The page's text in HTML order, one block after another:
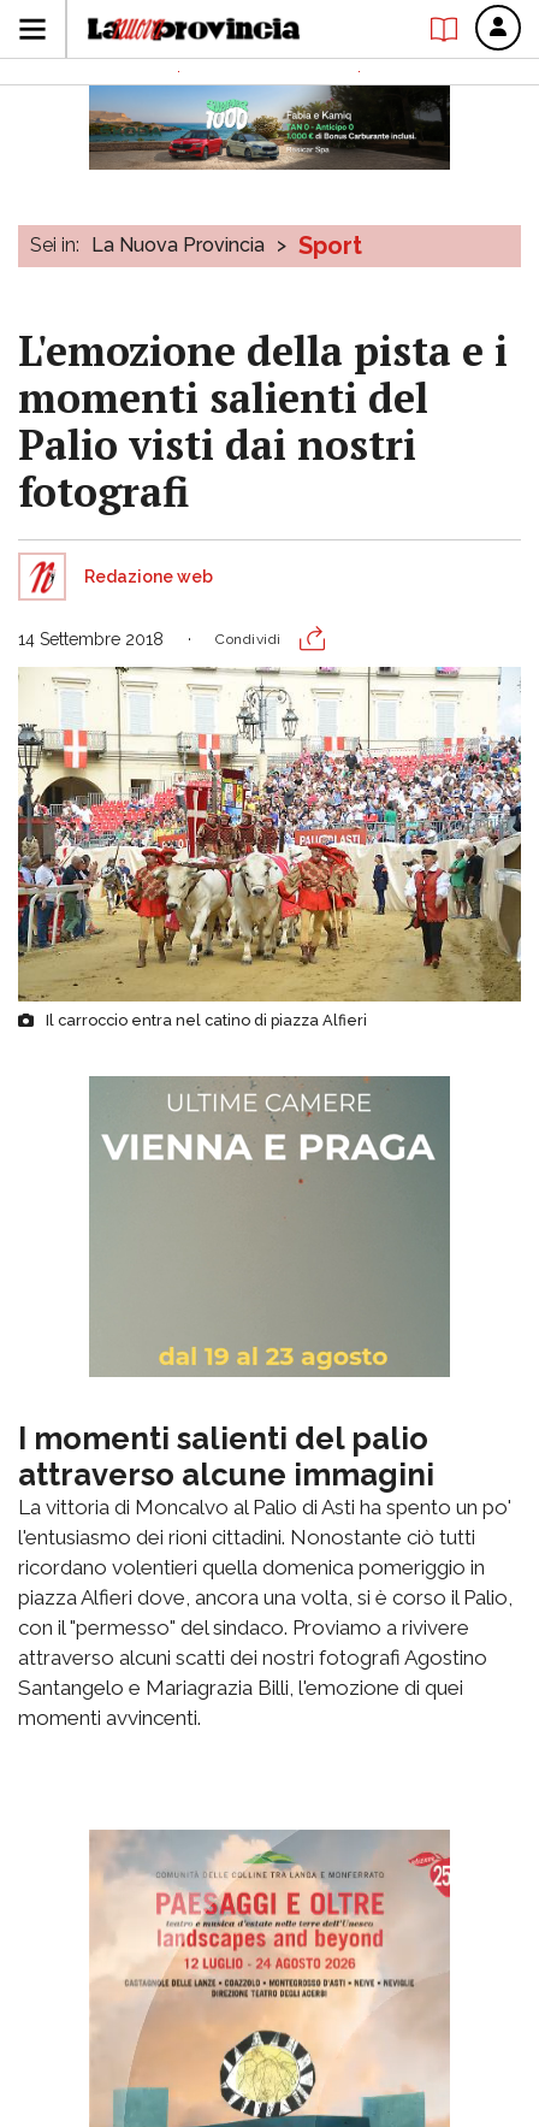
Sei in: La Nuova Provincia > Sport
L'emozione della pista e i
momenti salienti del
Palio visti dai nostri
fotografi
Redazione web
14 Settembre 2018 Condividi
Il carroccio entra nel catino di piazza Alfieri
I momenti salienti del palio
attraverso alcune immagini
La vittoria di Moncalvo al Palio di Asti ha spento un po'
l'entusiasmo dei rioni cittadini. Nonostante ciò tutti
ricordano volentieri quella domenica pomeriggio in
piazza Alfieri dove, ancora una volta, si è corso il Palio,
con il "permesso" del sindaco. Proviamo a rivivere
attraverso alcuni scatti dei nostri fotografi Agostino
Santangelo e Mariagrazia Billi, l'emozione di quei
momenti avvincenti.